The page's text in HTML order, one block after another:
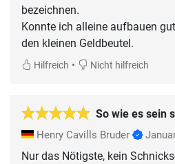
bezeichnen.
Konnte ich alleine aufbauen
den kleinen Geldbeutel.
Hilfreich • Nicht hilfreich
So wie es sein
Henry Cavills Bruder
Nur das Nötigste, kein